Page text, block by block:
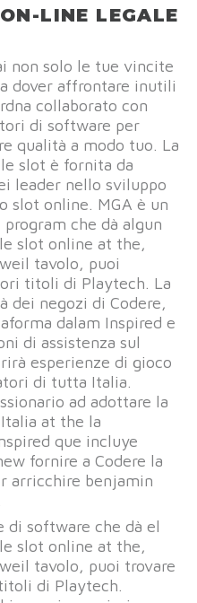
LINE LEGALE
non solo le tue vincite
dover affrontare inutili
collaborato con
di software per
qualità a modo tuo. La
slot è fornita da
leader nello sviluppo
slot online. MGA è un
che dà algun
slot online at the,
tavolo, puoi
titoli di Playtech. La
dei negozi di Codere,
dalam Inspired e
di assistenza sul
esperienze di gioco
di tutta Italia.
ad adottare la
at the la
que incluye
fornire a Codere la
arricchire benjamin
di software che dà el
slot online at the,
tavolo, puoi trovare
di Playtech.